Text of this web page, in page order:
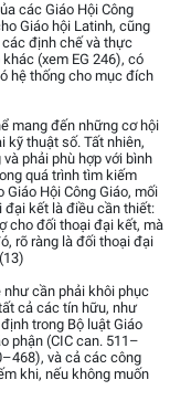
các Giáo Hội Công
Giáo hội Latinh, cũng
các định chế và thực
(xem EG 246), có
hệ thống cho mục đích
mang đến những cơ hội
kỹ thuật số. Tất nhiên,
phải phù hợp với bình
quá trình tìm kiếm
Hội Công Giáo, mối
đại kết là điều cần thiết:
cho đối thoại đại kết, mà
rõ ràng là đối thoại đại
như cần phải khôi phục
cả các tín hữu, như
trong Bộ luật Giáo
phận (CIC can. 511–
và cả các công
khi, nếu không muốn